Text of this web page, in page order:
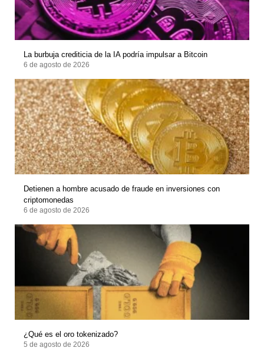
La burbuja crediticia de la IA podría impulsar a Bitcoin
6 de agosto de 2026
Detienen a hombre acusado de fraude en inversiones con
criptomonedas
6 de agosto de 2026
¿Qué es el oro tokenizado?
5 de agosto de 2026